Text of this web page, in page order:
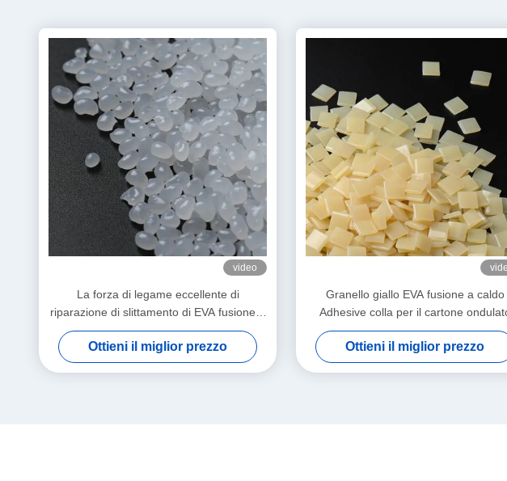
video
La forza di legame eccellente di
riparazione di slittamento di EVA fusione a
caldo colla Anti del tappeto appallottola il
grano
Ottieni il miglior prezzo
Granello giallo EVA fusione a caldo
Adhesive colla per il cartone
Ottieni il miglior prezzo